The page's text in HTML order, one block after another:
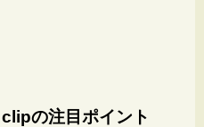
の注目ポイント